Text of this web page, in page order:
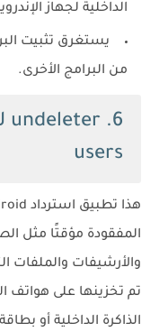
الداخلية لجهاز
يستغرق تثبيت
من البرامج الأخرى.
users
المفقودة مؤقتًا مثل
والأرشيفات والملفات